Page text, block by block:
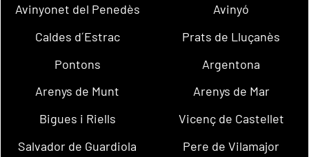
Avinyonet del Penedès
Avinyó
Caldes d´Estrac
Prats de Lluçanès
Pontons
Argentona
Arenys de Munt
Arenys de Mar
Bigues i Riells
Vicenç de Castellet
Salvador de Guardiola
Pere de Vilamajor